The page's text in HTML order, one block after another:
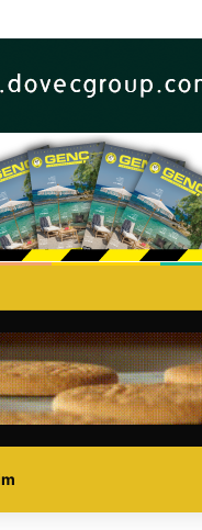
isyan etti: Affet bizi Turan